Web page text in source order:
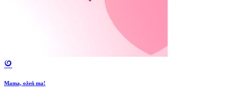
Mama, ožeň ma!